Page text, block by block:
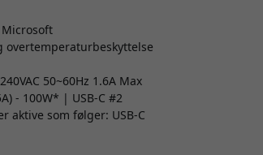
50~60Hz 1.6A Max
- 100W* | USB-C #2
aktive som følger: USB-C